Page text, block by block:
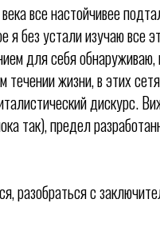
все настойчивее
я без устали изучаю все
для себя обнаруживаю,
жизни, в этих
дискурс.
так), предел
разобраться с